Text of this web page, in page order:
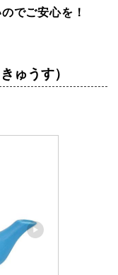
でご安心を！
ゅうす）